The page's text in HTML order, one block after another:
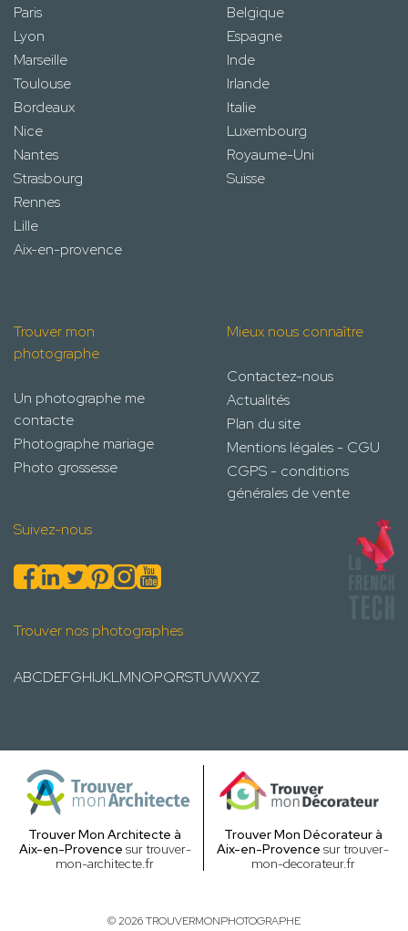
Paris
Lyon
Marseille
Toulouse
Bordeaux
Nice
Nantes
Strasbourg
Rennes
Lille
Aix-en-provence
Belgique
Espagne
Inde
Irlande
Italie
Luxembourg
Royaume-Uni
Suisse
Trouver mon
photographe
Un photographe me
contacte
Photographe mariage
Photo grossesse
Mieux nous connaître
Contactez-nous
Actualités
Plan du site
Mentions légales - CGU
CGPS - conditions
générales de vente
Suivez-nous
Trouver nos photographes
ABCDEFGHIJKLMNOPQRSTUVWXYZ
Trouver Mon Architecte à
Aix-en-Provence sur trouver-
mon-architecte.fr
Trouver Mon Décorateur à
Aix-en-Provence sur trouver-
mon-decorateur.fr
© 2026 TROUVERMONPHOTOGRAPHE